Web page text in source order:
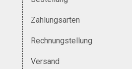
Zahlungsarten
Rechnungstellung
Versand